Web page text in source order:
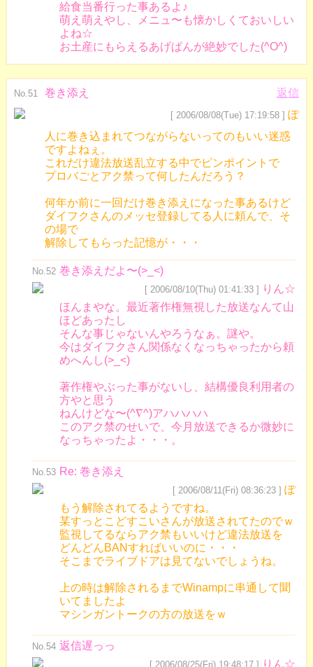
給食当番行った事あるよ♪
萌え萌えやし、メニュ〜も懐かしくておいしい
よね☆
お土産にもらえるあげぱんが絶妙でした(^O^)
No.51 巻き添え 返信
[ 2006/08/08(Tue) 17:19:58 ] ぽ
人に巻き込まれてつながらないってのもいい迷惑
ですよねぇ。
これだけ違法放送乱立する中でピンポイントで
プロバごとアク禁って何したんだろう？
何年か前に一回だけ巻き添えになった事あるけど
ダイフクさんのメッセ登録してる人に頼んで、そ
の場で
解除してもらった記憶が・・・
No.52 巻き添えだよ〜(>_<)
[ 2006/08/10(Thu) 01:41:33 ] りん☆
ほんまやな。最近著作権無視した放送なんて山
ほどあったし
そんな事じゃないんやろうなぁ。謎や。
今はダイフクさん関係なくなっちゃったから頼
めへんし(>_<)
著作権やぶった事がないし、結構優良利用者の
方やと思う
ねんけどな〜(^∇^)アハハハハ
このアク禁のせいで、今月放送できるか微妙に
なっちゃったよ・・・。
No.53 Re: 巻き添え
[ 2006/08/11(Fri) 08:36:23 ] ぽ
もう解除されてるようですね。
某すっとこどすこいさんが放送されてたのでｗ
監視してるならアク禁もいいけど違法放送を
どんどんBANすればいいのに・・・
そこまでライブドアは見てないでしょうね。
上の時は解除されるまでWinampに串通して聞
いてましたよ
マシンガントークの方の放送をｗ
No.54 返信遅っっ
[ 2006/08/25(Fri) 19:48:17 ] りん☆